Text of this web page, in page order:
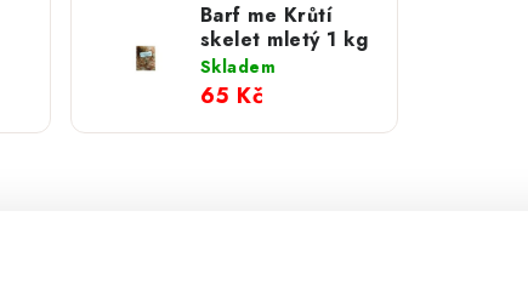
Barf me Krůtí
skelet mletý 1 kg
Skladem
65 Kč